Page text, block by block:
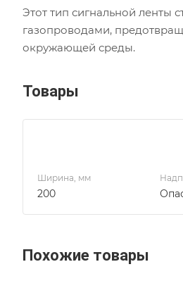
Этот тип сигнальной ленты
газопроводами,
окружающей среды.
Товары
Ширина, мм
200
Похожие товары